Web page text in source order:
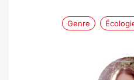
Genre